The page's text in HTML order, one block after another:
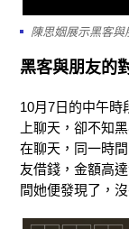
陳思姻展示黑客與
黑客與朋友的
10月7日的中午時
上聊天，卻不知
在聊天，同一時
友借錢，金額高
間她便發現了，